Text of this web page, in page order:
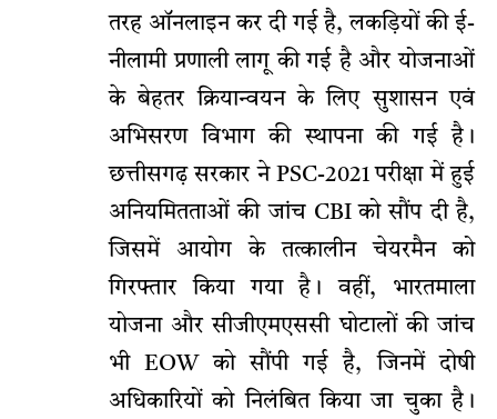
तरह ऑनलाइन कर दी गई है, लकड़ियों की ई-
नीलामी प्रणाली लागू की गई है और योजनाओं
के बेहतर क्रियान्वयन के लिए सुशासन एवं
अभिसरण विभाग की स्थापना की गई है।
छत्तीसगढ़ सरकार ने PSC-2021 परीक्षा में हुई
अनियमितताओं की जांच CBI को सौंप दी है,
जिसमें आयोग के तत्कालीन चेयरमैन को
गिरफ्तार किया गया है। वहीं, भारतमाला
योजना और सीजीएमएससी घोटालों की जांच
भी EOW को सौंपी गई है, जिनमें दोषी
अधिकारियों को निलंबित किया जा चुका है।